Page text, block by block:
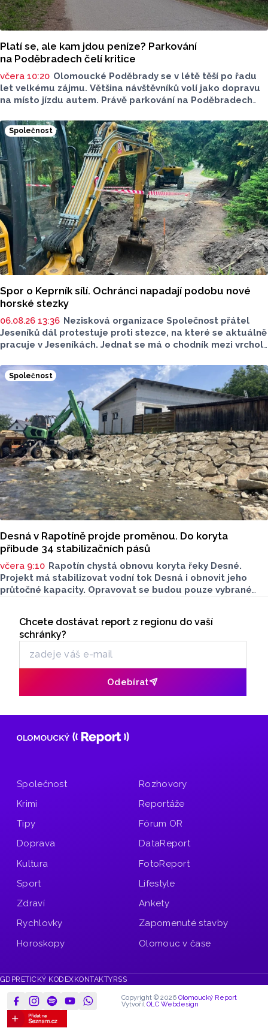
Platí se, ale kam jdou peníze? Parkování
na Poděbradech čelí kritice
včera 10:20 Olomoucké Poděbrady se v létě těší po řadu
let velkému zájmu. Většina návštěvníků volí jako dopravu
na místo jízdu autem. Právě parkování na Poděbradech
Na konci června vznikla na Facebooku stránka s názvem
Poděbrady bez závor a nelegálního parkovného, která
upozorňuje na nevyhovujcí situaci s parkováním
u oblíbeného olomouckého letoviska. Za iniciativou stojí
zastupitel města Olomouce, na jeho přání nebudeme
uvádět jeho identitu.
Společnost
Spor o Keprník sílí. Ochránci napadají podobu nové
horské stezky
06.08.26 13:36 Nezisková organizace Společnost přátel
Jeseníků dál protestuje proti stezce, na které se aktuálně
pracuje v Jeseníkách. Jednat se má o chodník mezi vrcholy
chodníku se podle odborníků příroda jen poškodí, chodník
mezi vrcholy podle nich není nutný.
Společnost
Desná v Rapotíně projde proměnou. Do koryta
přibude 34 stabilizačních pásů
včera 9:10 Rapotín chystá obnovu koryta řeky Desné.
Projekt má stabilizovat vodní tok Desná i obnovit jeho
průtočné kapacity. Opravovat se budou pouze vybrané
Odběr newsletteru
Chcete dostávat report z regionu do vaší
schránky?
Odebírat
Společnost
Krimi
Tipy
Doprava
Kultura
Sport
Zdraví
Rychlovky
Horoskopy
Rozhovory
Reportáže
Fórum OR
DataReport
FotoReport
Lifestyle
Ankety
Zapomenuté stavby
Olomouc v čase
GDPR ETICKÝ KODEXKONTAKTYRSS
Copyright © 2026 Olomoucký Report
VytvořilOLC Webdesign